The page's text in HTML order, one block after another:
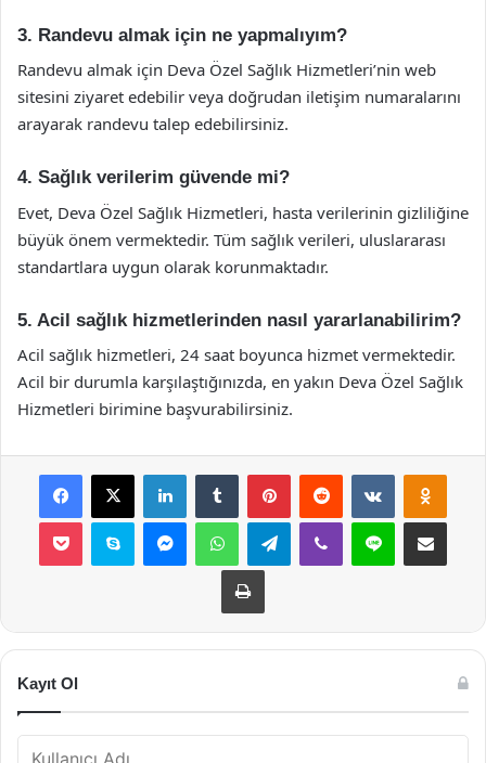
3. Randevu almak için ne yapmalıyım?
Randevu almak için Deva Özel Sağlık Hizmetleri’nin web
sitesini ziyaret edebilir veya doğrudan iletişim numaralarını
arayarak randevu talep edebilirsiniz.
4. Sağlık verilerim güvende mi?
Evet, Deva Özel Sağlık Hizmetleri, hasta verilerinin gizliliğine
büyük önem vermektedir. Tüm sağlık verileri, uluslararası
standartlara uygun olarak korunmaktadır.
5. Acil sağlık hizmetlerinden nasıl yararlanabilirim?
Acil sağlık hizmetleri, 24 saat boyunca hizmet vermektedir.
Acil bir durumla karşılaştığınızda, en yakın Deva Özel Sağlık
Hizmetleri birimine başvurabilirsiniz.
Facebook
X LinkedInTumblr PinterestReddit VKontakte
Pocket Skype MessengerWhatsAppTelegramViber Line E-Posta ile
Yazdır
Kayıt Ol